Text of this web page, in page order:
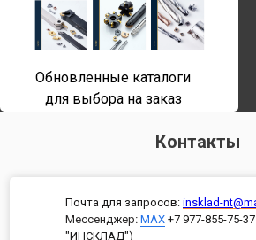
Обновленные каталоги
для выбора на заказ
Контакты
Почта для запросов: insklad-
Мессенджер: MAX +7 977-855-75-
"ИНСКЛАД")